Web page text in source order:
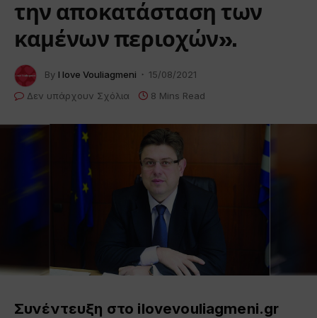
την αποκατάσταση των
καμένων περιοχών».
By I love Vouliagmeni
15/08/2021
Δεν υπάρχουν Σχόλια
8 Mins Read
Συνέντευξη στο ilovevouliagmeni.gr